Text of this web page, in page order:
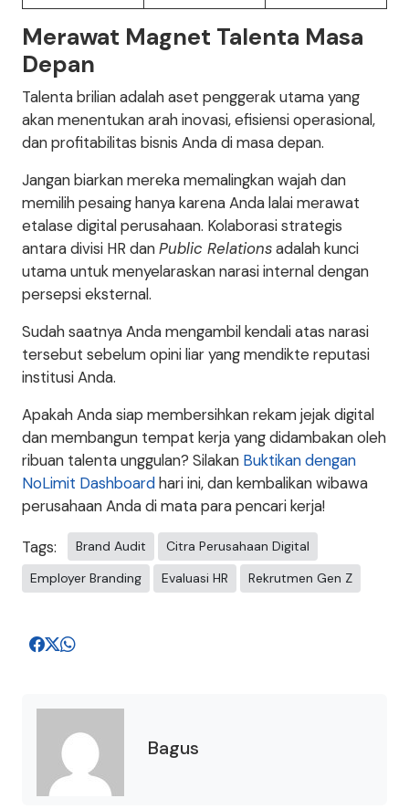
Merawat Magnet Talenta Masa
Depan
Talenta brilian adalah aset penggerak utama yang
akan menentukan arah inovasi, efisiensi operasional,
dan profitabilitas bisnis Anda di masa depan.
Jangan biarkan mereka memalingkan wajah dan
memilih pesaing hanya karena Anda lalai merawat
etalase digital perusahaan. Kolaborasi strategis
antara divisi HR danPublic Relationsadalah kunci
utama untuk menyelaraskan narasi internal dengan
persepsi eksternal.
Sudah saatnya Anda mengambil kendali atas narasi
tersebut sebelum opini liar yang mendikte reputasi
institusi Anda.
Apakah Anda siap membersihkan rekam jejak digital
dan membangun tempat kerja yang didambakan oleh
ribuan talenta unggulan? Silakan Buktikan dengan
NoLimit Dashboardhari ini, dan kembalikan wibawa
perusahaan Anda di mata para pencari kerja!
Tags: Brand Audit
Citra Perusahaan Digital
Employer Branding
Evaluasi HR Rekrutmen Gen Z
Bagus